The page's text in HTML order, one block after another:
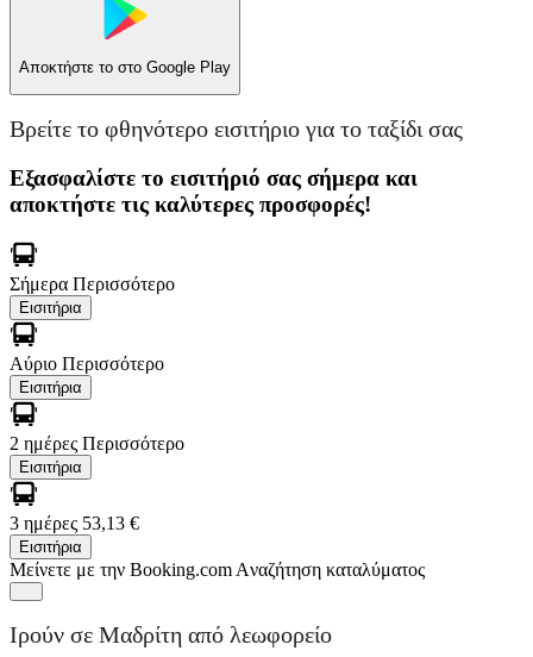
Αποκτήστε το στο Google Play
Βρείτε το φθηνότερο εισιτήριο για το ταξίδι σας
Εξασφαλίστε το εισιτήριό σας σήμερα και
αποκτήστε τις καλύτερες προσφορές!
Σήμερα Περισσότερο
Εισιτήρια
Αύριο Περισσότερο
Εισιτήρια
2 ημέρες Περισσότερο
Εισιτήρια
3 ημέρες 53,13 €
Εισιτήρια
Μείνετε με την Booking.com Aναζήτηση καταλύματος
Ιρούν σε Μαδρίτη από λεωφορείο